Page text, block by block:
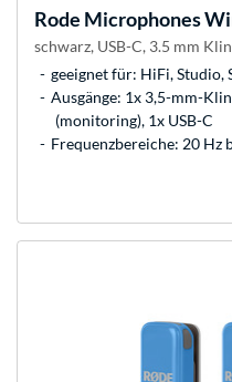
Rode Microphones
schwarz, USB-C, 3.5 mm
geeignet für: HiFi, Studio,
Ausgänge: 1x 3,5-mm-
(monitoring), 1x USB-C
Frequenzbereiche: 20 Hz